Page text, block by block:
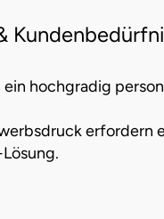
hochgradig
erfordern